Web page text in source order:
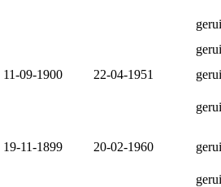
11-09-1900 22-04-1951
19-11-1899 20-02-1960